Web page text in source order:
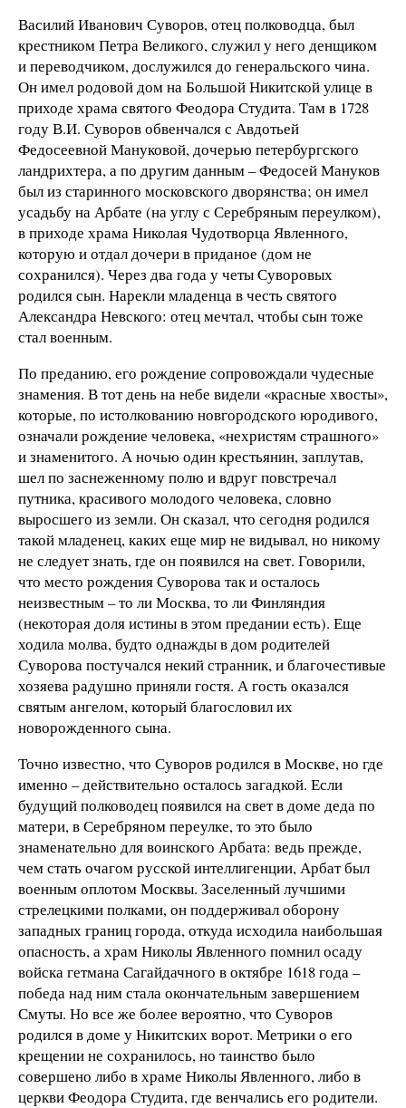
Василий Иванович Суворов, отец полководца, был
крестником Петра Великого, служил у него денщиком
и переводчиком, дослужился до генеральского чина.
Он имел родовой дом на Большой Никитской улице в
приходе храма святого Феодора Студита. Там в 1728
году В.И. Суворов обвенчался с Авдотьей
Федосеевной Мануковой, дочерью петербургского
ландрихтера, а по другим данным – Федосей Мануков
был из старинного московского дворянства; он имел
усадьбу на Арбате (на углу с Серебряным переулком),
в приходе храма Николая Чудотворца Явленного,
которую и отдал дочери в приданое (дом не
сохранился). Через два года у четы Суворовых
родился сын. Нарекли младенца в честь святого
Александра Невского: отец мечтал, чтобы сын тоже
стал военным.
По преданию, его рождение сопровождали чудесные
знамения. В тот день на небе видели «красные хвосты»,
которые, по истолкованию новгородского юродивого,
означали рождение человека, «нехристям страшного»
и знаменитого. А ночью один крестьянин, заплутав,
шел по заснеженному полю и вдруг повстречал
путника, красивого молодого человека, словно
выросшего из земли. Он сказал, что сегодня родился
такой младенец, каких еще мир не видывал, но никому
не следует знать, где он появился на свет. Говорили,
что место рождения Суворова так и осталось
неизвестным – то ли Москва, то ли Финляндия
(некоторая доля истины в этом предании есть). Еще
ходила молва, будто однажды в дом родителей
Суворова постучался некий странник, и благочестивые
хозяева радушно приняли гостя. А гость оказался
святым ангелом, который благословил их
новорожденного сына.
Точно известно, что Суворов родился в Москве, но где
именно – действительно осталось загадкой. Если
будущий полководец появился на свет в доме деда по
матери, в Серебряном переулке, то это было
знаменательно для воинского Арбата: ведь прежде,
чем стать очагом русской интеллигенции, Арбат был
военным оплотом Москвы. Заселенный лучшими
стрелецкими полками, он поддерживал оборону
западных границ города, откуда исходила наибольшая
опасность, а храм Николы Явленного помнил осаду
войска гетмана Сагайдачного в октябре 1618 года –
победа над ним стала окончательным завершением
Смуты. Но все же более вероятно, что Суворов
родился в доме у Никитских ворот. Метрики о его
крещении не сохранилось, но таинство было
совершено либо в храме Николы Явленного, либо в
церкви Феодора Студита, где венчались его родители.